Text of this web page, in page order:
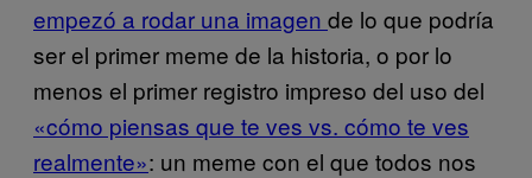
empezó a rodar una imagen de lo que podría
ser el primer meme de la historia, o por lo
menos el primer registro impreso del uso del
«cómo piensas que te ves vs. cómo te ves
realmente»: un meme con el que todos nos